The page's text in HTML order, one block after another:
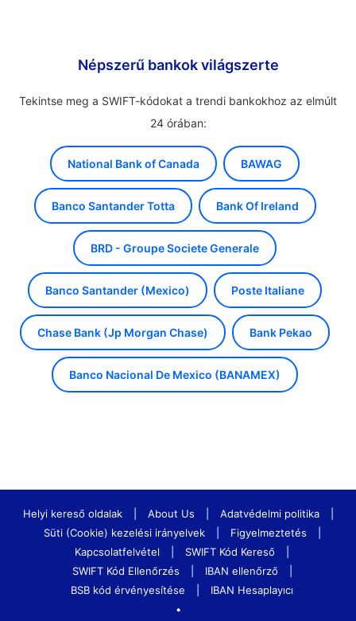
Népszerű bankok világszerte
Tekintse meg a SWIFT-kódokat a trendi bankokhoz az elmúlt
24 órában:
National Bank of Canada BAWAG
Banco Santander Totta Bank Of Ireland
BRD - Groupe Societe Generale
Banco Santander (Mexico) Poste Italiane
Chase Bank (Jp Morgan Chase) Bank Pekao
Banco Nacional De Mexico (BANAMEX)
Helyi kereső oldalak About Us Adatvédelmi politika
Süti (Cookie) kezelési irányelvek
Figyelmeztetés
Kapcsolatfelvétel
SWIFT Kód Kereső
SWIFT Kód Ellenőrzés
IBAN ellenőrző
BSB kód érvényesítése
IBAN Hesaplayıcı
•